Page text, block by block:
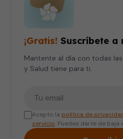
¡Gratis! Suscríbete a
Mantente al día con todas
y Salud tiene para ti.
Acepto la política de
servicio. Puedes darte de baja